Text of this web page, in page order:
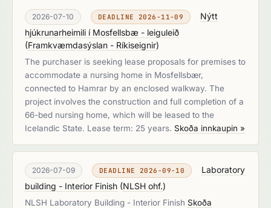
2026-07-10 DEADLINE 2026-11-09
Nýtt
hjúkrunarheimili í Mosfellsbæ - leiguleið
(Framkvæmdasýslan - Ríkiseignir)
The purchaser is seeking lease proposals for premises to
accommodate a nursing home in Mosfellsbær,
connected to Hamrar by an enclosed walkway. The
project involves the construction and full completion of a
66-bed nursing home, which will be leased to the
Icelandic State. Lease term: 25 years. Skoða innkaupin »
2026-07-09 DEADLINE 2026-09-10
Laboratory
building - Interior Finish (NLSH ohf.)
NLSH Laboratory Building - Interior Finish Skoða